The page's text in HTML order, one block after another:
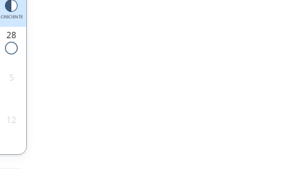
CRECIENTE
28
5
12